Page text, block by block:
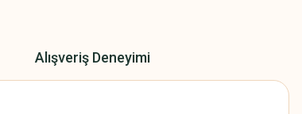
Alışveriş Deneyimi